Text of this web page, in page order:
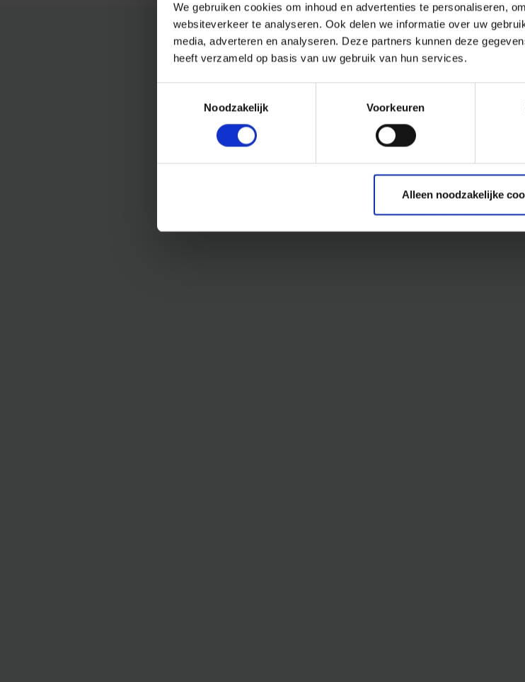
We gebruiken cookies om inhoud en advertenties te personaliseren,
websiteverkeer te analyseren. Ook delen we informatie over uw
media, adverteren en analyseren. Deze partners kunnen deze
heeft verzameld op basis van uw gebruik van hun services.
Noodzakelijk
Voorkeuren
Alleen noodzakelijke